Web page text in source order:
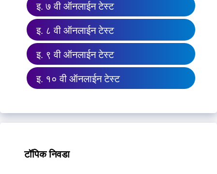
इ. ७ वी ऑनलाईन टेस्ट
इ. ८ वी ऑनलाईन टेस्ट
इ. ९ वी ऑनलाईन टेस्ट
इ. १० वी ऑनलाईन टेस्ट
टॉपिक निवडा